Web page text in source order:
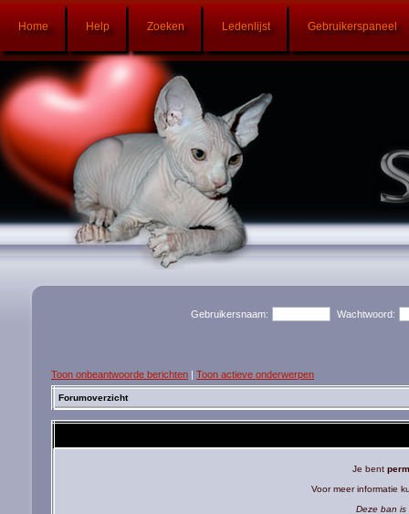
Home Help Zoeken Ledenlijst Gebruikerspaneel
Gebruikersnaam: Wachtwoord:
Toon onbeantwoorde berichten | Toon actieve onderwerpen
Forumoverzicht
Je bent
Voor meer informatie
Deze ban is